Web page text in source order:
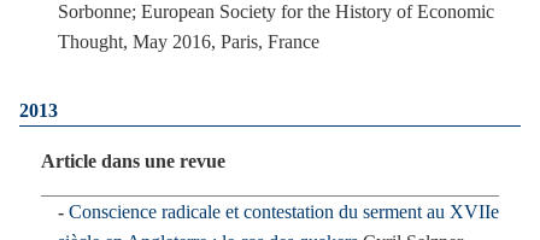
Sorbonne; European Society for the History of Economic
Thought, May 2016, Paris, France
2013
Article dans une revue
Conscience radicale et contestation du serment au XVIIe